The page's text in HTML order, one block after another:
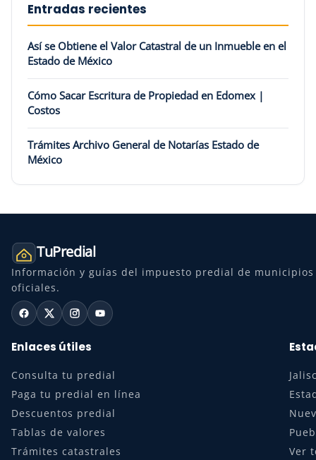
Entradas recientes
Así se Obtiene el Valor Catastral de un Inmueble en el
Estado de México
Cómo Sacar Escritura de Propiedad en Edomex |
Costos
Trámites Archivo General de Notarías Estado de
México
TuPredial
Información y guías del impuesto predial de
oficiales.
Enlaces útiles
Consulta tu predial
Paga tu predial en línea
Descuentos predial
Tablas de valores
Trámites catastrales
Ver